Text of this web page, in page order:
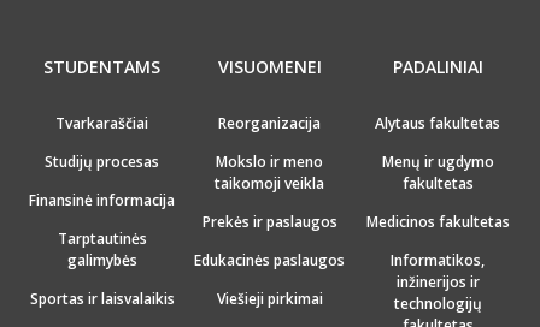
STUDENTAMS
Tvarkaraščiai
Studijų procesas
Finansinė informacija
Tarptautinės
galimybės
Sportas ir laisvalaikis
VISUOMENEI
Reorganizacija
Mokslo ir meno
taikomoji veikla
Prekės ir paslaugos
Edukacinės paslaugos
Viešieji pirkimai
PADALINIAI
Alytaus fakultetas
Menų ir ugdymo
fakultetas
Medicinos fakultetas
Informatikos,
inžinerijos ir
technologijų